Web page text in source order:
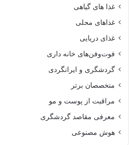
غذا های گیاهی
غذاهای محلی
غذای دریایی
فوت‌وفن‌های خانه داری
گردشگری و ایرانگردی
متخصصان برتر
مراقبت از پوست و مو
معرفی مقاصد گردشگری
هوش مصنوعی